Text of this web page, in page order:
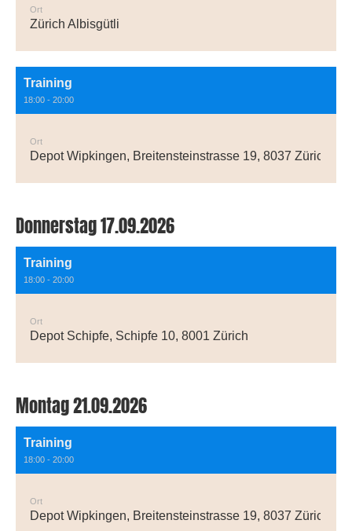
Ort
Zürich Albisgütli
Training
18:00 - 20:00
Ort
Depot Wipkingen, Breitensteinstrasse 19, 8037 Zürich
Donnerstag 17.09.2026
Training
18:00 - 20:00
Ort
Depot Schipfe, Schipfe 10, 8001 Zürich
Montag 21.09.2026
Training
18:00 - 20:00
Ort
Depot Wipkingen, Breitensteinstrasse 19, 8037 Zürich